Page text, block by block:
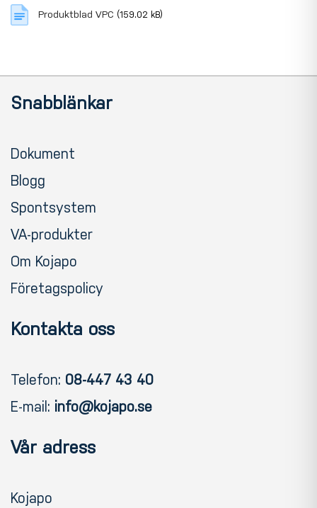
Produktblad VPC (159.02 kB)
Snabblänkar
Dokument
Blogg
Spontsystem
VA-produkter
Om Kojapo
Företagspolicy
Kontakta oss
Telefon: 08-447 43 40
E-mail: info@kojapo.se
Vår adress
Kojapo